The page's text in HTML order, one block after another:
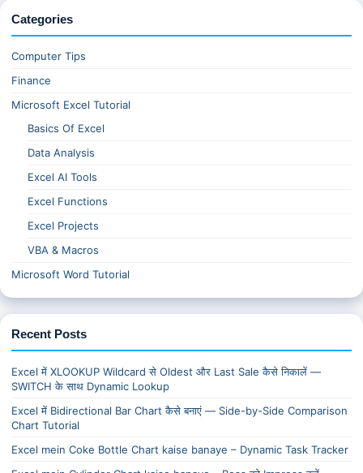
Categories
Computer Tips
Finance
Microsoft Excel Tutorial
Basics Of Excel
Data Analysis
Excel AI Tools
Excel Functions
Excel Projects
VBA & Macros
Microsoft Word Tutorial
Recent Posts
Excel में XLOOKUP Wildcard से Oldest और Last Sale कैसे निकालें —
SWITCH के साथ Dynamic Lookup
Excel में Bidirectional Bar Chart कैसे बनाएं — Side-by-Side Comparison
Chart Tutorial
Excel mein Coke Bottle Chart kaise banaye – Dynamic Task Tracker